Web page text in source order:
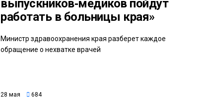
выпускников‑медиков пойдут
работать в больницы края»
Министр здравоохранения края разберет каждое
обращение о нехватке врачей
28 мая 684